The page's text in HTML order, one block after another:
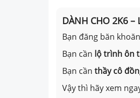
DÀNH CHO 2K6 –
Bạn đăng băn
Bạn cần lộ trình ôn
Bạn cần thầy cô
Vậy thì hãy xem